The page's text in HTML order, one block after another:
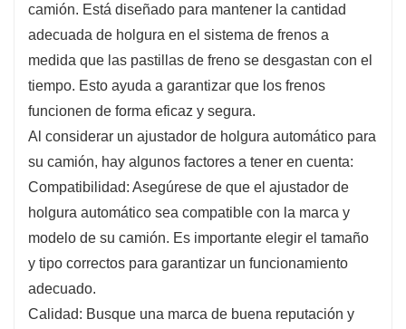
camión. Está diseñado para mantener la cantidad
adecuada de holgura en el sistema de frenos a
medida que las pastillas de freno se desgastan con el
tiempo. Esto ayuda a garantizar que los frenos
funcionen de forma eficaz y segura.
Al considerar un ajustador de holgura automático para
su camión, hay algunos factores a tener en cuenta:
Compatibilidad: Asegúrese de que el ajustador de
holgura automático sea compatible con la marca y
modelo de su camión. Es importante elegir el tamaño
y tipo correctos para garantizar un funcionamiento
adecuado.
Calidad: Busque una marca de buena reputación y